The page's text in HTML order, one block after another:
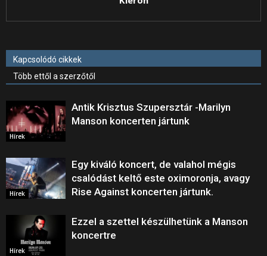
Kapcsolódó cikkek
Több ettől a szerzőtől
Hírek
Antik Krisztus Szupersztár -Marilyn
Manson koncerten jártunk
Hírek
Egy kiváló koncert, de valahol mégis
csalódást keltő este oximoronja, avagy
Rise Against koncerten jártunk.
Hírek
Ezzel a szettel készülhetünk a Manson
koncertre